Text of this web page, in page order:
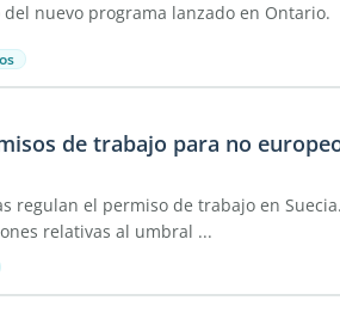
nuevo programa lanzado en Ontario.
de trabajo para no
regulan el permiso de trabajo en Suecia.
relativas al umbral ...